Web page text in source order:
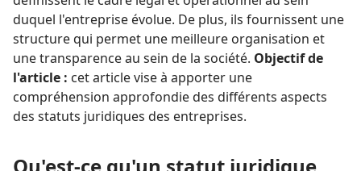
duquel l'entreprise évolue. De plus, ils fournissent une
structure qui permet une meilleure organisation et
une transparence au sein de la société. Objectif de
l'article : cet article vise à apporter une
compréhension approfondie des différents aspects
des statuts juridiques des entreprises.